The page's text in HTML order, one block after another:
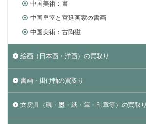
中国美術：書
中国皇室と宮廷画家の書画
中国美術：古陶磁
絵画（日本画・洋画）の買取り
書画・掛け軸の買取り
文房具（硯・墨・紙・筆・印章等）の買取り